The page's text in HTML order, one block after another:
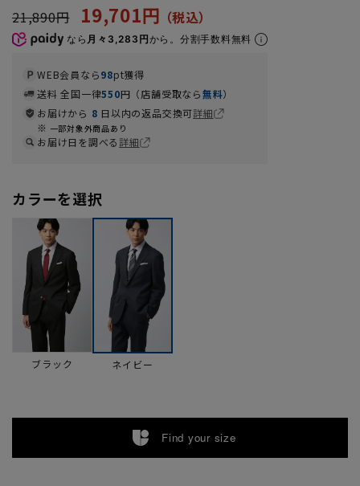
21,890円
19,701円
なら 月々3,283円から。分割手数料無料
WEB会員なら98pt獲得
送料 全国一律550円（店舗受取なら無料）
お届けから 8 日以内の返品交換可詳細
一部対象外商品あり
お届け日を調べる詳細
カラーを選択
ブラック ネイビー
Find your size